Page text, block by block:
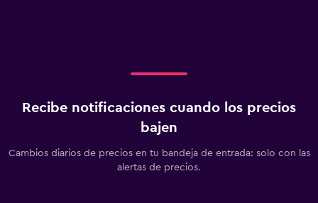
Lavandería
Recibe notificaciones cuando los precios
bajen
Cambios diarios de precios en tu bandeja de entrada: solo con las
alertas de precios.